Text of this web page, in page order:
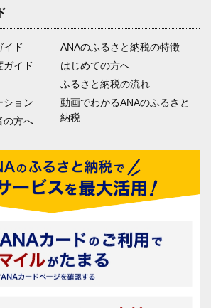
イド
ガイド
ション
の方へ
ANAのふるさと納税の特徴
はじめての方へ
ふるさと納税の流れ
動画でわかるANAのふるさと
納税